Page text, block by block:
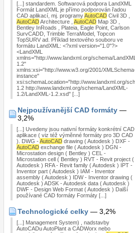
[...] standardem. Softwarová podpora LandXML
Formát LandXML je přímo podporován řadou
CAD aplikací, mj. programyAutoCAD Civil 3D ,
AutoCADArchitecture , AutoCAD Map 3D ,
Bentley InRoads , Plateia, Eagle Point, Carlson
SurvCADD, Trimble TerraModel, Topcon
TopSURV ad. Příklad textového souboru ve
formátu LandXML: <?xml version="1.0"?>
<LandXML
xmlns="http://www.landxml.org/schema/
1.2"
xmlns:xsi="http://www.w3.org/2001/
instance"
xsi:schemaLocation="http://www.landxml.org/
1.2 http://www.landxml.org/schema/LandXML-
1.2/LandXML-1.2.xsd" [...]
Nejpoužívanější CAD formáty —
3,2%
[...] Uvedeny jsou nativní formáty konkrétní CAD
aplikace ( viz též výměnné formáty pro 3D CAD
). DWG -AutoCAD drawing ( Autodesk ) DXF -
AutoCAD exchange file ( Autodesk ) DGN -
Microstation design ( Bentley ) CEL -
Microstation cell ( Bentley ) RVT - Revit project (
Autodesk ) RFA - Revit family ( Autodesk ) IPT -
Inventor part ( Autodesk ) IAM - Inventor
assembly ( Autodesk ) IDW - Inventor drawing (
Autodesk ) ADSK - Autodesk data ( Autodesk )
DWF - Design Web Format ( Autodesk ) Další
používané CAD formáty Formáty [...]
Technologické celky — 3,2%
[...] Management System) , nadstavby
AutoCADu AutoPlant a CADWorx nebo